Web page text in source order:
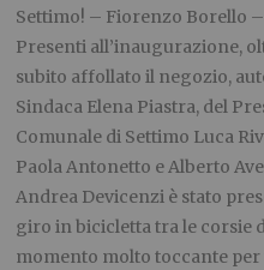
Settimo! – Fiorenzo Borello –
Presenti all’inaugurazione,
subito affollato il negozio,
Sindaca Elena Piastra, del
Comunale di Settimo Luca
Paola Antonetto e Alberto
Andrea Devicenzi è stato
giro in bicicletta tra le corsie
momento molto toccante per